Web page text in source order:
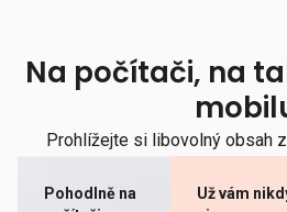
Na počítači, na
Prohlížejte si libovolný obsah
Pohodlně na
Už vám